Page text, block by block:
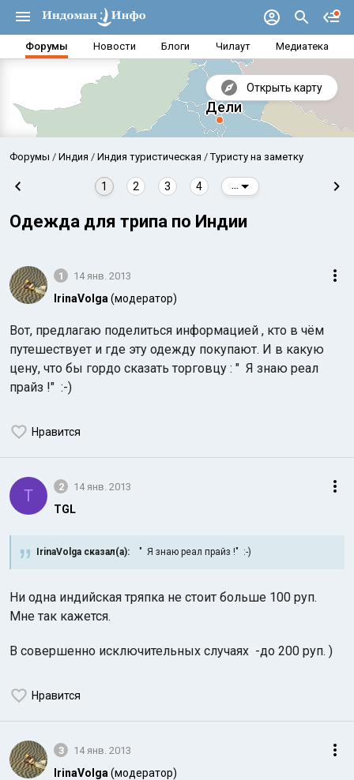
Форумы Новости Блоги Чилаут Медиатека
Открыть карту
Форумы Индия Индия туристическая Туристу на заметку
1 2 3 4
Одежда для трипа по Индии
1 14 янв. 2013
IrinaVolga (модератор)
Вот, предлагаю поделиться информацией , кто в чём
путешествует и где эту одежду покупают. И в какую
цену, что бы гордо сказать торговцу : " Я знаю реал
прайз !" :-)
Нравится
T 2 14 янв. 2013
TGL
IrinaVolga сказал(а): " Я знаю реал прайз !" :-)
Ни одна индийская тряпка не стоит больше 100 руп.
Мне так кажется.
В совершенно исключительных случаях -до 200 руп. )
Нравится
3 14 янв. 2013
IrinaVolga (модератор)